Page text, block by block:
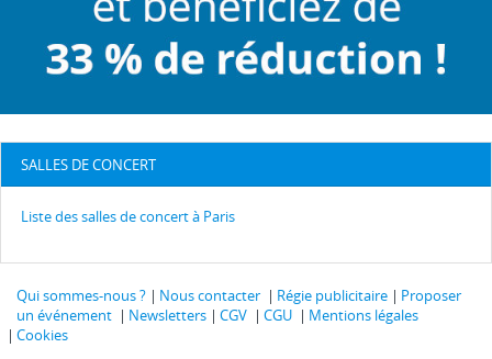
SALLES DE CONCERT
Liste des salles de concert à Paris
Qui sommes-nous ? Nous contacter Régie publicitaire
Proposer
un événement
Newsletters CGV CGU
Mentions légales
Cookies